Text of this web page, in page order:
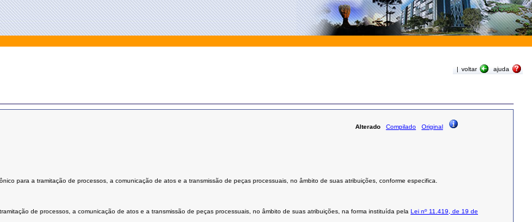
| voltar ajuda
Alterado Compilado Original
para a tramitação de processos, a comunicação de atos e a transmissão de peças processuais, no âmbito de suas atribuições, conforme especifica.
de processos, a comunicação de atos e a transmissão de peças processuais, no âmbito de suas atribuições, na forma instituída pela Lei nº 11.419, de 19 de